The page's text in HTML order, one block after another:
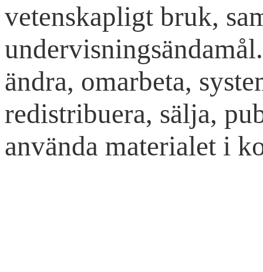
vetenskapligt bruk,
ändra, omarbeta,
redistribuera, sälja,
använda materialet i